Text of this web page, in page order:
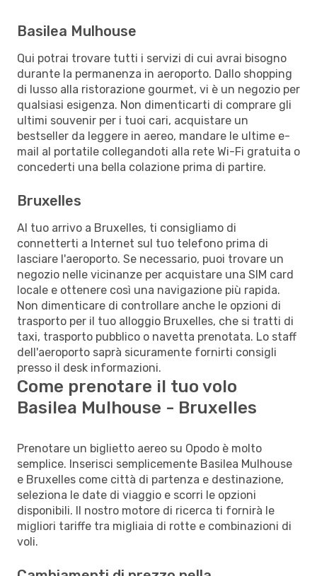
Basilea Mulhouse
Qui potrai trovare tutti i servizi di cui avrai bisogno
durante la permanenza in aeroporto. Dallo shopping
di lusso alla ristorazione gourmet, vi è un negozio per
qualsiasi esigenza. Non dimenticarti di comprare gli
ultimi souvenir per i tuoi cari, acquistare un
bestseller da leggere in aereo, mandare le ultime e-
mail al portatile collegandoti alla rete Wi-Fi gratuita o
concederti una bella colazione prima di partire.
Bruxelles
Al tuo arrivo a Bruxelles, ti consigliamo di
connetterti a Internet sul tuo telefono prima di
lasciare l'aeroporto. Se necessario, puoi trovare un
negozio nelle vicinanze per acquistare una SIM card
locale e ottenere così una navigazione più rapida.
Non dimenticare di controllare anche le opzioni di
trasporto per il tuo alloggio Bruxelles, che si tratti di
taxi, trasporto pubblico o navetta prenotata. Lo staff
dell'aeroporto saprà sicuramente fornirti consigli
presso il desk informazioni.
Come prenotare il tuo volo
Basilea Mulhouse - Bruxelles
Prenotare un biglietto aereo su Opodo è molto
semplice. Inserisci semplicemente Basilea Mulhouse
e Bruxelles come città di partenza e destinazione,
seleziona le date di viaggio e scorri le opzioni
disponibili. Il nostro motore di ricerca ti fornirà le
migliori tariffe tra migliaia di rotte e combinazioni di
voli.